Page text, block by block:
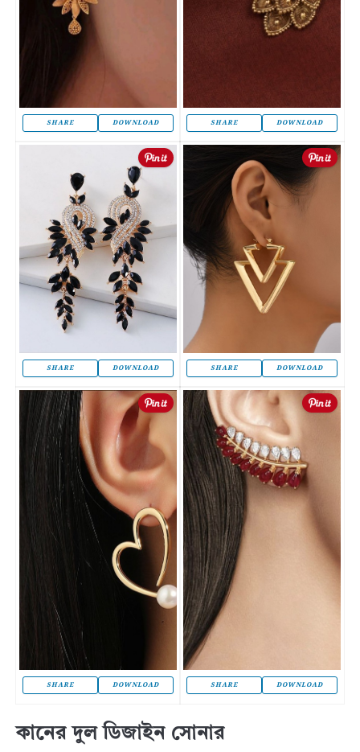
SHARE DOWNLOAD SHARE DOWNLOAD
SHARE DOWNLOAD SHARE DOWNLOAD
SHARE DOWNLOAD SHARE DOWNLOAD
কানের দুল ডিজাইন সোনার